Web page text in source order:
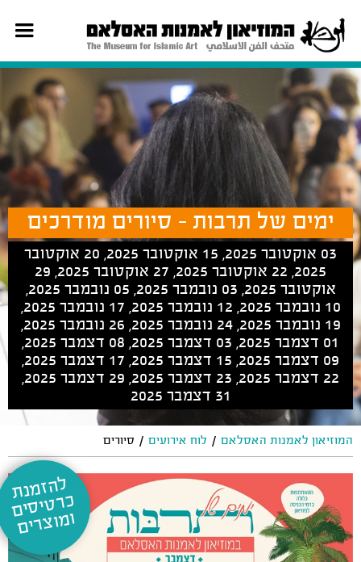
ימים של תרבות - סיורים מודרכים
03 אוקטובר 2025, 15 אוקטובר 2025, 20 אוקטובר
2025, 22 אוקטובר 2025, 27 אוקטובר 2025, 29
אוקטובר 2025, 03 נובמבר 2025, 05 נובמבר 2025,
10 נובמבר 2025, 12 נובמבר 2025, 17 נובמבר 2025,
19 נובמבר 2025, 24 נובמבר 2025, 26 נובמבר 2025,
01 דצמבר 2025, 03 דצמבר 2025, 08 דצמבר 2025,
09 דצמבר 2025, 15 דצמבר 2025, 17 דצמבר 2025,
22 דצמבר 2025, 23 דצמבר 2025, 29 דצמבר 2025,
31 דצמבר 2025
המוזיאון לאמנות האסלאם / לוח אירועים / סיורים
ל
ה
זמ
נת
כ
רט
יס
ים
ומ
וצ
רים